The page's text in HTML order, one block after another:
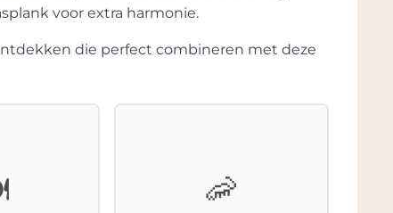
voor extra harmonie.
die perfect combineren met deze
🦐